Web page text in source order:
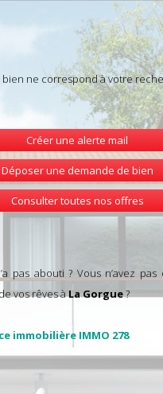
bien ne correspond à votre
Créer une alerte mail
Déposer une demande de bien
Consulter toutes nos offres
pas abouti ? Vous n’avez
de vos rêves àLa Gorgue?
immobilière IMMO 278